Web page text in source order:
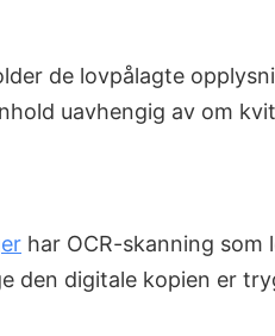
de lovpålagte
uavhengig av om
har OCR-skanning
den digitale kopien er